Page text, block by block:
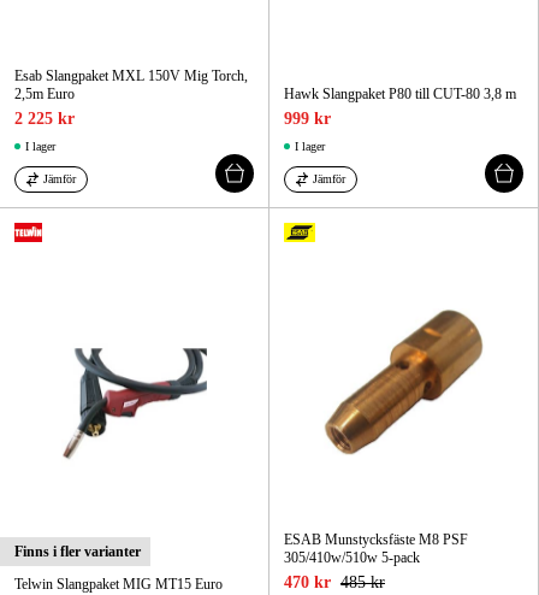
Esab Slangpaket MXL 150V Mig Torch,
2,5m Euro
2 225 kr
I lager
Jämför
Hawk Slangpaket P80 till CUT-80 3,8 m
999 kr
I lager
Jämför
Finns i fler varianter
Telwin Slangpaket MIG MT15 Euro
ESAB Munstycksfäste M8 PSF
305/410w/510w 5-pack
470 kr 485 kr